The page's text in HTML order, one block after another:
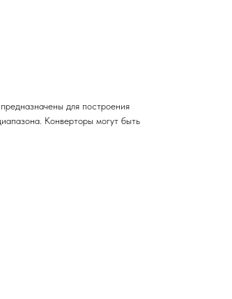
, предназначены для построения
Конверторы могут быть